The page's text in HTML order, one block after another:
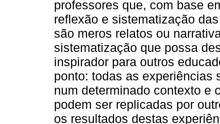
professores que, com base
reflexão e sistematização
são meros relatos ou
sistematização que possa
inspirador para outros
ponto: todas as experiências
num determinado contexto e
podem ser replicadas por
os resultados destas